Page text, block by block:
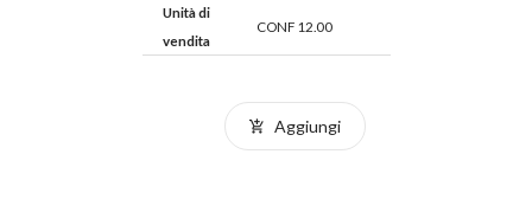
Unità di
vendita
CONF 12.00
Aggiungi